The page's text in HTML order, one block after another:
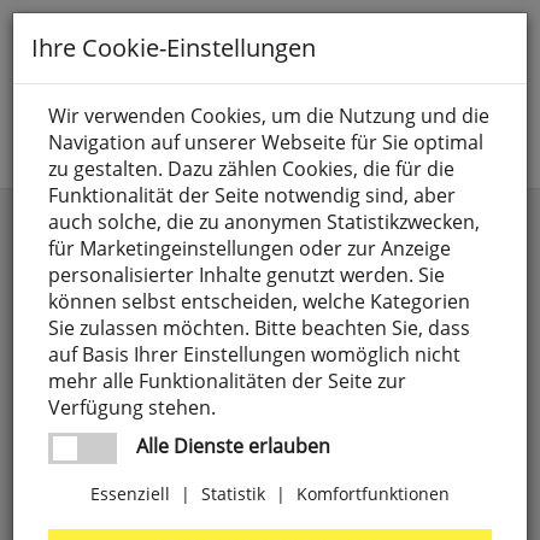
Toggle
Suche nach
Jetzt anmelden
LED-Kompaktlampen Kompakt-Energiesparlampen
Ihre Cookie-Einstellungen
Wir verwenden Cookies, um die Nutzung und die
Navigation auf unserer Webseite für Sie optimal
zu gestalten. Dazu zählen Cookies, die für die
Funktionalität der Seite notwendig sind, aber
auch solche, die zu anonymen Statistikzwecken,
für Marketingeinstellungen oder zur Anzeige
personalisierter Inhalte genutzt werden. Sie
können selbst entscheiden, welche Kategorien
Sie zulassen möchten. Bitte beachten Sie, dass
auf Basis Ihrer Einstellungen womöglich nicht
mehr alle Funktionalitäten der Seite zur
Verfügung stehen.
Alle Dienste erlauben
Essenziell | Statistik | Komfortfunktionen
Artikeln